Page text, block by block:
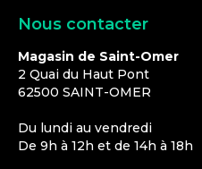
Nous contacter
Magasin de Saint-Omer
2 Quai du Haut Pont
62500 SAINT-OMER
Du lundi au vendredi
De 9h à 12h et de 14h à 18h